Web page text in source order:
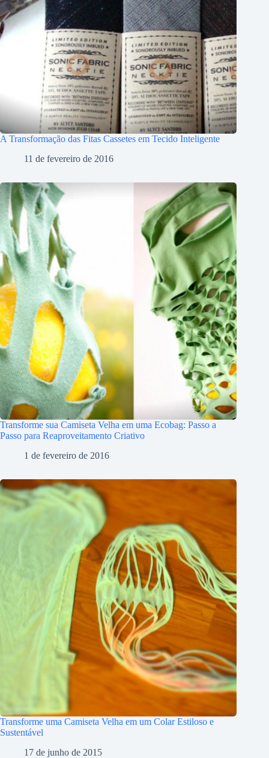
A Transformação das Fitas Cassetes em Tecido Inteligente
11 de fevereiro de 2016
Transforme sua Camiseta Velha em uma Ecobag: Passo a
Passo para Reaproveitamento Criativo
1 de fevereiro de 2016
Transforme uma Camiseta Velha em um Colar Estiloso e
Sustentável
17 de junho de 2015